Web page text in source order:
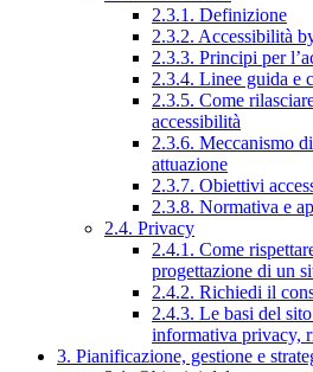
2.3.1. Definizione
2.3.2. Accessibilità
2.3.3. Principi per
2.3.4. Linee guida e
2.3.5. Come
accessibilità
2.3.6. Meccanismo
attuazione
2.3.7. Obiettivi
2.3.8. Normativa e
2.4. Privacy
2.4.1. Come
progettazione di un
2.4.2. Richiedi il
2.4.3. Le basi del
informativa privacy,
3. Pianificazione, gestione e